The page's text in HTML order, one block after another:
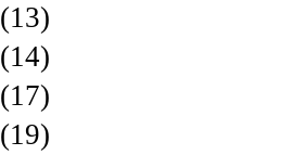
(13)
(14)
(17)
(19)